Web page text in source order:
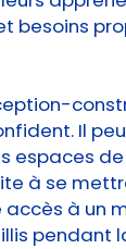
besoins
Il
espaces
à se
accès à un
pendant